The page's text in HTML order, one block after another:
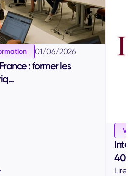
01/06/2026
: former les
Vin
Inter
40
Lire